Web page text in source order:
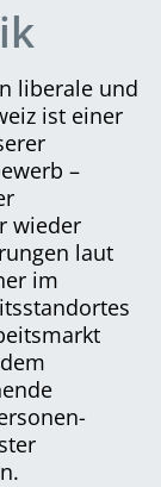
liberale und
ist einer
–
wieder
laut
im